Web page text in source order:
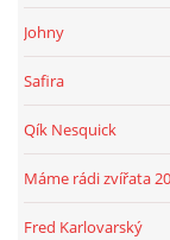
Johny
Safira
Qík Nesquick
Máme rádi zvířata
Fred Karlovarský